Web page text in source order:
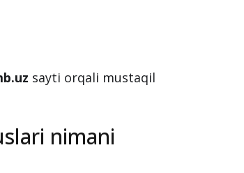
sayti orqali mustaqil
nimani